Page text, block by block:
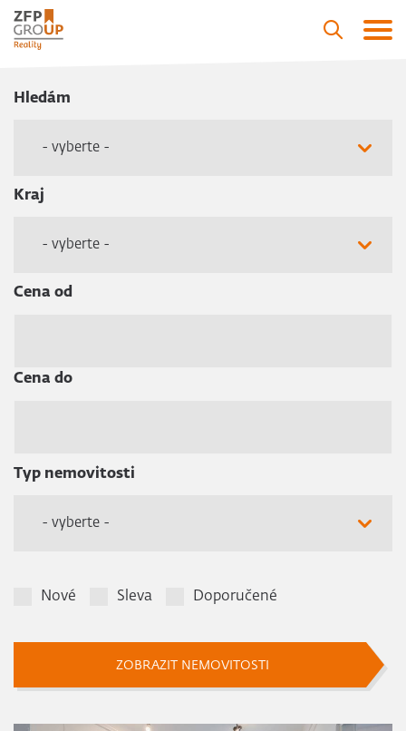
Hledám
- vyberte -
Kraj
- vyberte -
Cena od
Cena do
Typ nemovitosti
- vyberte -
Nové Sleva Doporučené
ZOBRAZIT NEMOVITOSTI